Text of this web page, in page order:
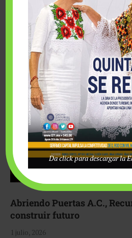
Fairmont Mayakoba y Make-A-
esfuerzos para hacer realidad el
Abriendo Puertas A.C.,
construir futuro
1 julio, 2026
Da click para descargar la